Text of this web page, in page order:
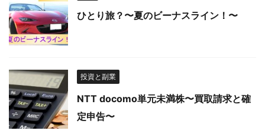
ひとり旅？〜夏のビーナスライン！〜
投資と副業
NTT docomo単元未満株〜買取請求と確
定申告〜